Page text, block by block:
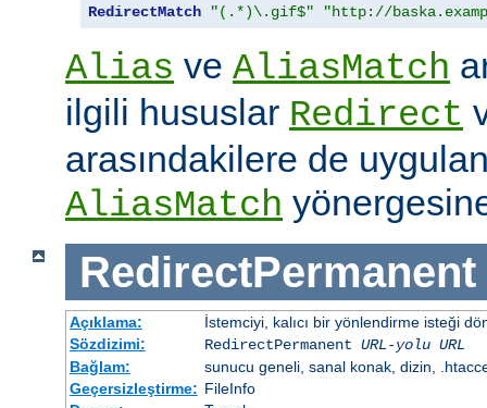
RedirectMatch "(.*)\.gif$" "http://
Alias ve AliasMatch
ilgili hususlar Redirect
arasındakilere de
AliasMatch
RedirectPermanent
Açıklama:
İstemciyi, kalıcı bir yönlendirme isteği
Sözdizimi:
RedirectPermanent URL-yolu URL
Bağlam:
sunucu geneli, sanal konak, dizin,
Geçersizleştirme: FileInfo